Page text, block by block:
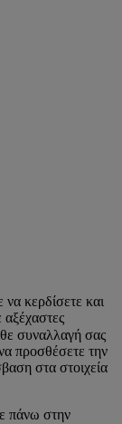
κερδίσετε και
συναλλαγή σας
προσθέσετε την
στα στοιχεία
πάνω στην